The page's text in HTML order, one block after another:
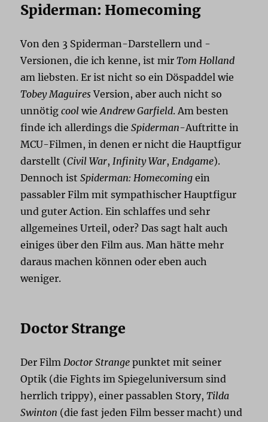
Spiderman: Homecoming
Von den 3 Spiderman-Darstellern und -
Versionen, die ich kenne, ist mirTom Holland
am liebsten. Er ist nicht so ein Döspaddel wie
Tobey MaguiresVersion, aber auch nicht so
unnötigcool wieAndrew Garfield. Am besten
finde ich allerdings dieSpiderman-Auftritte in
MCU-Filmen, in denen er nicht die Hauptfigur
darstellt (Civil War, Infinity War, Endgame).
Dennoch istSpiderman: Homecoming ein
passabler Film mit sympathischer Hauptfigur
und guter Action. Ein schlaffes und sehr
allgemeines Urteil, oder? Das sagt halt auch
einiges über den Film aus. Man hätte mehr
daraus machen können oder eben auch
weniger.
Doctor Strange
Der Film Doctor Strange punktet mit seiner
Optik (die Fights im Spiegeluniversum sind
herrlich trippy), einer passablen Story,Tilda
Swinton (die fast jeden Film besser macht) und